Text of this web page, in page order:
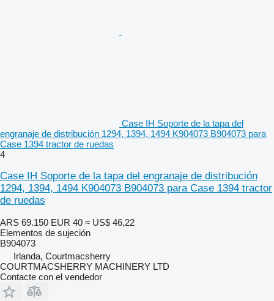
Case IH Soporte de la tapa del
engranaje de distribución 1294, 1394, 1494 K904073 B904073 para
Case 1394 tractor de ruedas
4
Case IH Soporte de la tapa del engranaje de distribución
1294, 1394, 1494 K904073 B904073 para Case 1394 tractor
de ruedas
ARS 69.150 EUR 40 ≈ US$ 46,22
Elementos de sujeción
B904073
Irlanda, Courtmacsherry
COURTMACSHERRY MACHINERY LTD
Contacte con el vendedor